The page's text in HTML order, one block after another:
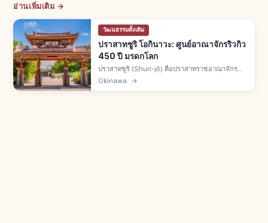
อ่านเพิ่มเติม →
วัฒนธรรมดั้งเดิม
ปราสาทชูริ โอกินาวะ: ศูนย์อาณาจักรริวกิว
450 ปี มรดกโลก
ปราสาทชูริ (Shuri-jō) คือปราสาทราชอาณาจักร
ริวกิวที่นาฮะ จ.โอกินาวะ สร้างราวศตวรรษที่ 14
Okinawa →